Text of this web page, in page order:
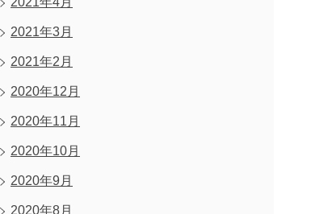
2021年3月
2021年2月
2020年12月
2020年11月
2020年10月
2020年9月
2020年8月